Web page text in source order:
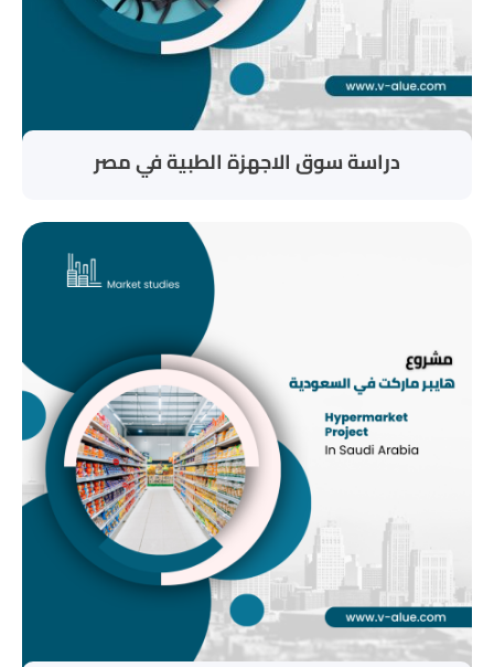
دراسة سوق الاجهزة الطبية في مصر